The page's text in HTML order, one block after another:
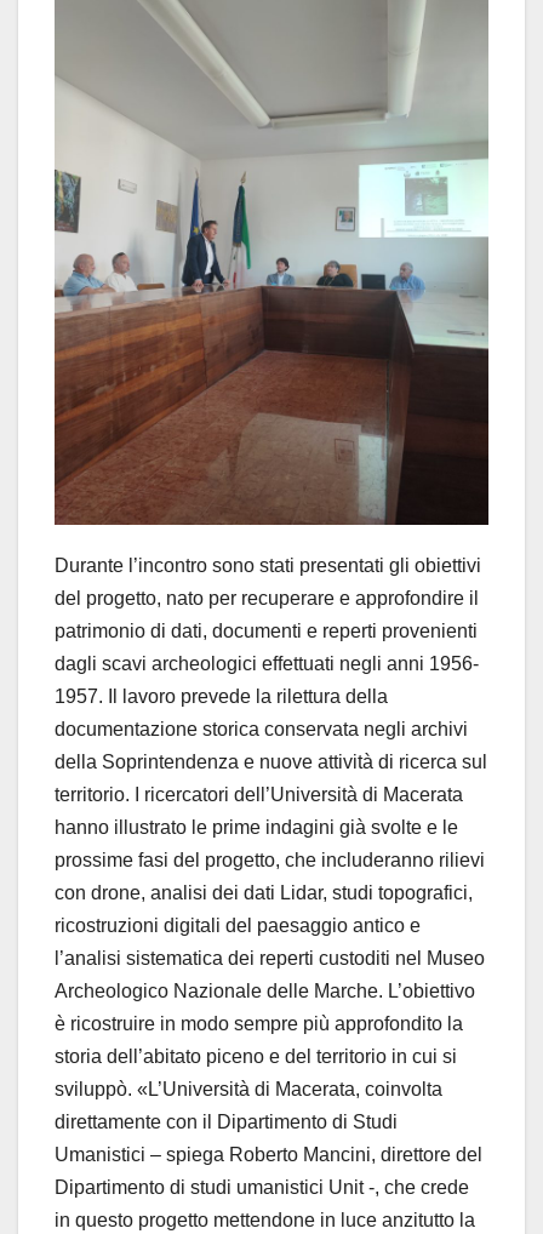
Durante l’incontro sono stati presentati gli obiettivi
del progetto, nato per recuperare e approfondire il
patrimonio di dati, documenti e reperti provenienti
dagli scavi archeologici effettuati negli anni 1956-
1957. Il lavoro prevede la rilettura della
documentazione storica conservata negli archivi
della Soprintendenza e nuove attività di ricerca sul
territorio. I ricercatori dell’Università di Macerata
hanno illustrato le prime indagini già svolte e le
prossime fasi del progetto, che includeranno rilievi
con drone, analisi dei dati Lidar, studi topografici,
ricostruzioni digitali del paesaggio antico e
l’analisi sistematica dei reperti custoditi nel Museo
Archeologico Nazionale delle Marche. L’obiettivo
è ricostruire in modo sempre più approfondito la
storia dell’abitato piceno e del territorio in cui si
sviluppò. «L’Università di Macerata, coinvolta
direttamente con il Dipartimento di Studi
Umanistici – spiega Roberto Mancini, direttore del
Dipartimento di studi umanistici Unit -, che crede
in questo progetto mettendone in luce anzitutto la